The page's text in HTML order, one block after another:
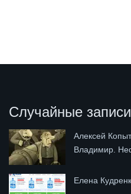
Случайные записи
Алексей
Владимир.
Елена